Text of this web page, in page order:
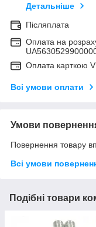
Детальніше
Післяплата
Оплата на
Оплата карткою
Всі умови оплати
Умови
Повернення товару
Всі умови
Подібні товари